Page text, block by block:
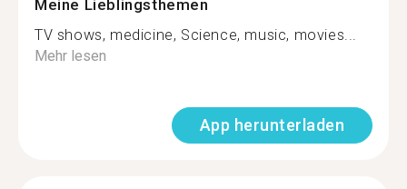
Meine Lieblingsthemen
TV shows, medicine, Science, music, movies...
Mehr lesen
App herunterladen